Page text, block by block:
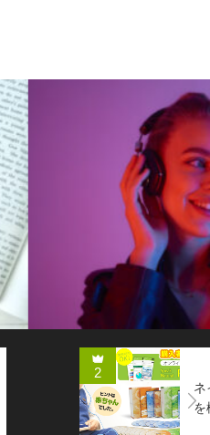
ネイティブイングリッシュの口コミ
を検証！メリットや教材の評価は？